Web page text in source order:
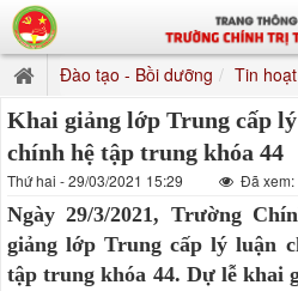
Đào tạo - Bồi dưỡng Tin
Khai giảng lớp Trung cấp
chính hệ tập trung khóa 44
Thứ hai - 29/03/2021 15:29 Đã xem:
Ngày 29/3/2021, Trường
giảng lớp Trung cấp lý luận
tập trung khóa 44. Dự lễ khai